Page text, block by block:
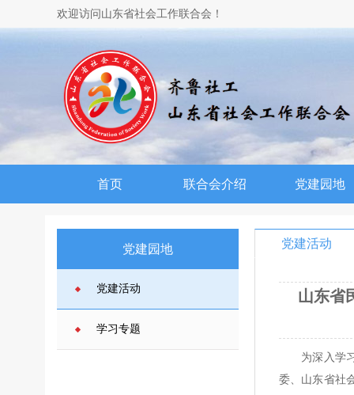
欢迎访问山东省社会工作联合会！
首页 联合会介绍 党建园地
党建园地
党建活动
学习专题
党建活动
山东省
为深入学
委、山东省社